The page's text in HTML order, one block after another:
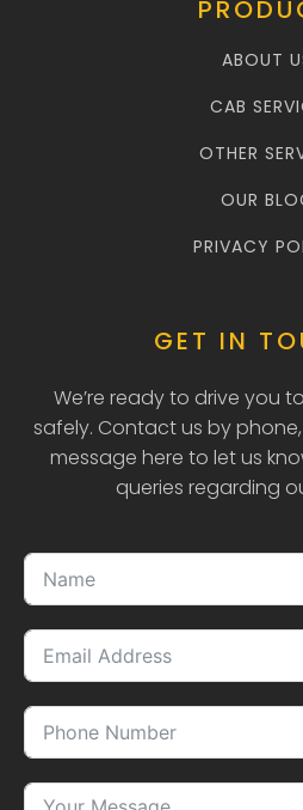
ABOUT
CAB
OTHER
OUR
PRIVACY
GET IN
We’re ready to drive you
safely. Contact us by
message here to let us
queries regarding